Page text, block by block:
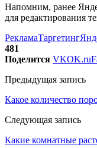
Напомним, ранее
для редактирования
РекламаТаргетинг
481
Поделится VKOK.ru
Предыдущая запись
Какое количество
Следующая запись
Какие комнатные